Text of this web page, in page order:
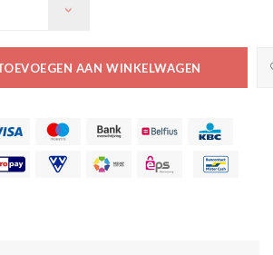
AAN WINKELWAGEN